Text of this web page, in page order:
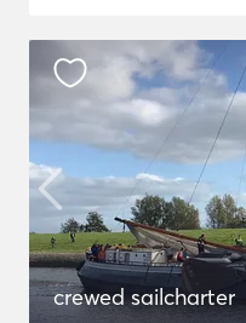
crewed sailcharter